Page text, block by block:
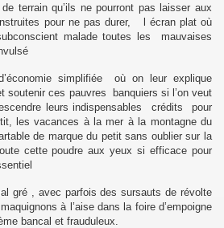
terrain qu’ils ne pourront pas laisser aux
pour ne pas durer, l écran plat où
malade toutes les mauvaises
simplifiée où on leur explique
soutenir ces pauvres banquiers si l’on veut
leurs indispensables crédits pour
les vacances à la mer à la montagne du
de marque du petit sans oublier sur la
cette poudre aux yeux si efficace pour
gré , avec parfois des sursauts de révolte
à l’aise dans la foire d’empoigne
bancal et frauduleux.
DROIT D'ASILE